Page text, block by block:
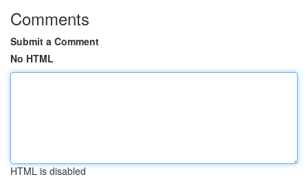
Comments
Submit a Comment
No HTML
HTML is disabled